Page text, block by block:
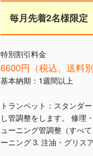
毎月先着2名様限定
特別割引料金
6600円（税込、送料別
基本納期：1週間以上
トランペット：スタンダ
し管調整をします。 修理
ューニング管調整（すべ
ーニング 3. 注油・グリス